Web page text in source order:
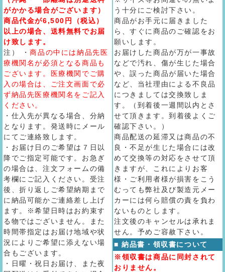
がかかる場合がございます）
商品代金が6,500円（税込）
以上の場合、送料無料でお届
け致します。
注） ・商品の中には納品先医
療機関名が必須となる商品も
ございます。医療機関でご購
入の場合は、ご注文画面で必
ず納品先医療機関名をご記入
ください。
・仕入先が異なる場合、分納
となります。発送時にメール
にてご連絡致します。
・お届け日のご希望は７日以
降でご指定可能です。お急ぎ
の場合は、注文フォームの備
考欄にご記入ください。受注
後、折り返しご希望納期まで
に納品可能かご連絡差し上げ
ます。※希望日時はお約束す
る物ではございません。また
時間帯指定はお届け地域や状
況によりご希望に添えない場
合もございます。
・日曜・祝日お届け、また夜
う十分にご検討下さい。
商品がお手元に届きました
ら、すぐに商品のご確認をお
願いします。
お届けした商品が万が一事故
などで汚れ、傷が生じた場合
や、誤った商品が届いた場合
など、当社理由による不良品
につきましては交換致しま
す。（到着後一週間以内とさ
せて頂きます。到着後よくご
確認下さい。）
商品配送の延滞又は商品の不
良・不足が生じた場合には改
めて交換等の対応をさせて頂
きますが、これによりお客
様・ご利用者様が損害をこう
むっても弊社及び製造元メー
カーには何ら賠償の責を負わ
ないものとします。
注文後のキャンセルは承れま
せん。予めご容赦下さい。
■ 納品書・領収書について
※領収書は商品に同封されて
おりません。